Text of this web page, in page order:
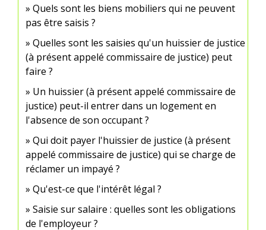
Quels sont les biens mobiliers qui ne peuvent
pas être saisis ?
Quelles sont les saisies qu'un huissier de justice
(à présent appelé commissaire de justice) peut
faire ?
Un huissier (à présent appelé commissaire de
justice) peut-il entrer dans un logement en
l'absence de son occupant ?
Qui doit payer l'huissier de justice (à présent
appelé commissaire de justice) qui se charge de
réclamer un impayé ?
Qu'est-ce que l'intérêt légal ?
Saisie sur salaire : quelles sont les obligations
de l'employeur ?